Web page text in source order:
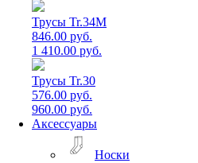
Трусы Tr.34M
846.00 руб.
1 410.00 руб.
Трусы Tr.30
576.00 руб.
960.00 руб.
Аксессуары
Носки